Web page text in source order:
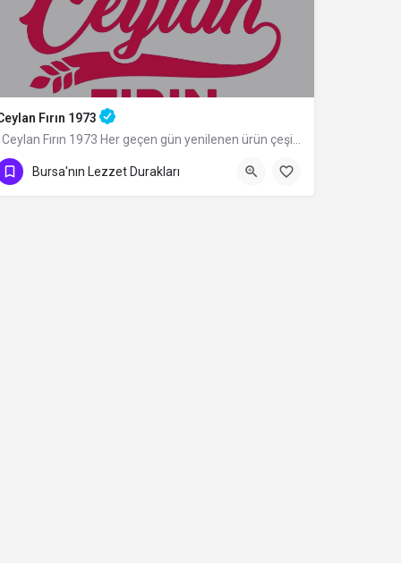
Fırın 1973
Ceylan Fırın 1973 Her geçen gün yenilenen ürün çeşitliliği ile Ceylan Ekmek Bursa'da hizmet…
Bursa'nın Lezzet Durakları